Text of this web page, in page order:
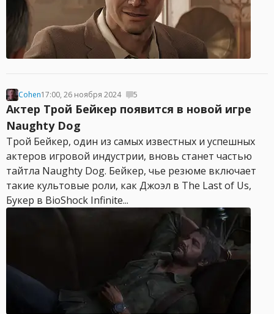
Cohen17:00, 26 ноября 2024 5
Актер Трой Бейкер появится в новой игре
Naughty Dog
Трой Бейкер, один из самых известных и успешных
актеров игровой индустрии, вновь станет частью
тайтла Naughty Dog. Бейкер, чье резюме включает
такие культовые роли, как Джоэл в The Last of Us,
Букер в BioShock Infinite...